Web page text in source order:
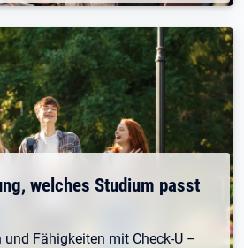
welches Studium passt
und Fähigkeiten mit Check-U –